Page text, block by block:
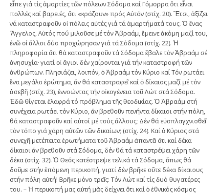
εἶπε γιά τίς ἁμαρτίες τῶν πόλεων Σόδομα καί Γόμορρα ὅτι εἶναι
πολλές καί βαρειές, ὅτι «κράζουν» πρός Αὐτόν (στίχ. 20). Ἔτσι, ἀξίζει
νά καταστραφοῦν οἱ πόλεις αὐτές γιά τά ἁμαρτήματά τους. Ὁ ἕνας
Ἄγγελος, Αὐτός πού μιλοῦσε μέ τόν Ἀβραάμ, ἔμεινε ἀκόμη μαζί του,
ἐνῶ οἱ ἄλλοι δύο προχώρησαν γιά τά Σόδομα (στίχ. 22). Ἡ
πληροφορία ὅτι θά καταστραφοῦν τά Σόδομα ἔβαλε τόν Ἀβραάμ σέ
ἀνησυχία· γιατί οἱ ἅγιοι δέν χαίρονται γιά τήν καταστροφή τῶν
ἀνθρώπων. Πλησιάζει, λοιπόν, ὁ Ἀβραάμ τόν Κύριο καί Τόν ρωτάει
ἕνα μεγάλο ἐρώτημα, ἄν θά καταστραφεῖ καί ὁ δίκαιος μαζί μέ τόν
ἀσεβῆ (στίχ. 23), ἐννοώντας τήν οἰκογένεια τοῦ Λώτ στά Σόδομα.
Ἐδῶ θίγεται ἐλαφρά τό πρόβλημα τῆς θεοδικίας. Ὁ Ἀβραάμ στή
συνέχεια ρωτάει τόν Κύριο, ἄν βρεθοῦν πενήντα δίκαιοι στήν πόλη,
θά καταστραφοῦν καί αὐτοί μέ τούς ἄλλους; Δέν θά εὐσπλαγχνισθεῖ
τόν τόπο γιά χάρη αὐτῶν τῶν δικαίων; (στίχ. 24). Καί ὁ Κύριος στά
συνεχῆ μετέπειτα ἐρωτήματα τοῦ Ἀβραάμ ἀπαντᾶ ὅτι καί δέκα
δίκαιοι ἄν βρεθοῦν στά Σόδομα, δέν θά τά καταστρέψει χάρη τῶν
δέκα (στίχ. 32). Ὁ Θεός κατέστρεψε τελικά τά Σόδομα, ὅπως θά
δοῦμε στήν ἑπόμενη περικοπή, γιατί δέν βρῆκε οὔτε δέκα δίκαιους
στήν πόλη αὐτή! Βρῆκε μόνο τρεῖς: Τόν Λώτ καί τίς δυό θυγατέρες
του. – Ἡ περικοπή μας αὐτή μᾶς δείχνει ὅτι καί ὁ ἐθνικός κόσμος